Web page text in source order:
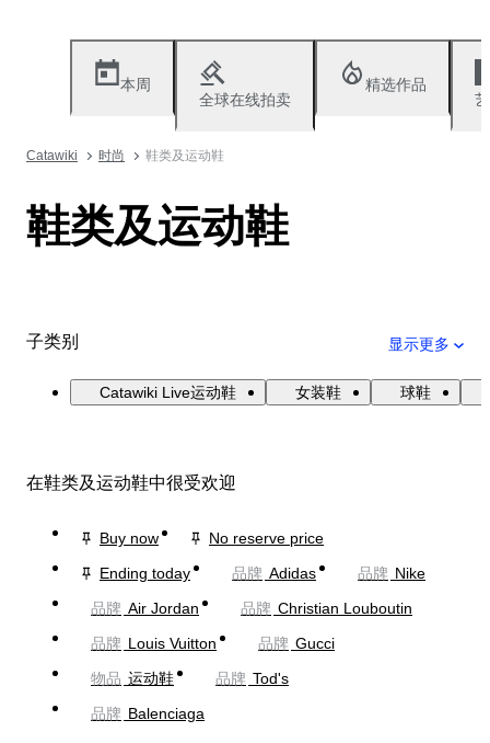
本周
全球在线拍卖
精选作品
Catawiki 时尚 鞋类及运动鞋
鞋类及运动鞋
子类别 显示更多
Catawiki Live运动鞋 女装鞋 球鞋
在鞋类及运动鞋中很受欢迎
Buy now
No reserve price
Ending today
品牌 Adidas 品牌 Nike
品牌 Air Jordan 品牌 Christian Louboutin
品牌 Louis Vuitton 品牌 Gucci
物品 运动鞋 品牌 Tod's
品牌 Balenciaga